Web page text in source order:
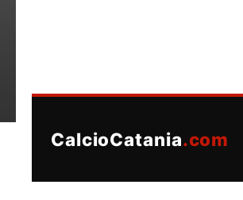
CalcioCatania.com